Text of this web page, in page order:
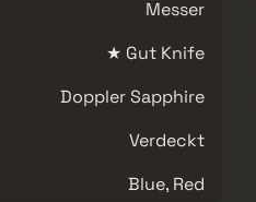
Messer
★ Gut Knife
Doppler Sapphire
Verdeckt
Blue, Red